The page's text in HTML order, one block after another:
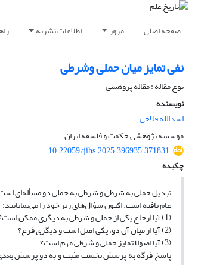
صفحه اصلی مرور اطلاعات نشریه
نفی تمایز میان حملی وشرطی
نوع مقاله : مقاله پژوهشی
نویسنده
اسدالله فلاحی
موسسه پژوهشی حکمت و فلسفه ایران
10.22059/jihs.2025.396935.371831
چکیده
تبدیل حملی به شرطی و شرطی به حملی دو مسأله‌ای
عام یافته است. اکنون سؤال‌های زیر خود را می‌نمایانند:
(1) آیا ارجاع یکی از حملی و شرطی به دیگری ممکن است؟
(2) آیا از میان آن دو، یکی اصل است و دیگری فرع؟
(3) آیا اصولا تمایز حملی و شرطی مهم است؟
پاسخ فرگه به پرسش نخست مثبت و به دو پرسش بعدی